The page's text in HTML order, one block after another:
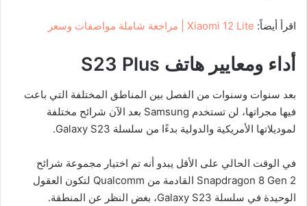
اقرأ أيضاً: Xiaomi 12 Lite | مراجعة شاملة مواصفات وسعر
أداء ومعايير هاتف
بعد سنوات وسنوات من الفصل بين المناطق المختلفة التي باعت
فيها مجراتها، لن تستخدم Samsung بعد الآن شرائح مختلفة
لموديلاتها الأمريكية والدولية بدءًا من سلسلة Galaxy S23.
في الوقت الحالي على الأقل يبدو أنه تم اختيار مجموعة شرائح
Snapdragon 8 Gen 2 القادمة من Qualcomm لتكون العقول
الوحيدة في سلسلة Galaxy S23، بغض النظر عن المنطقة.